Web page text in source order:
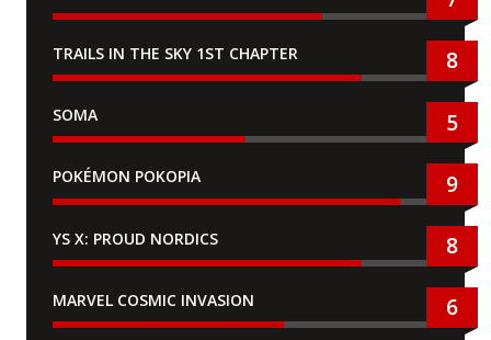
TRAILS IN THE SKY 1ST CHAPTER 8
SOMA 5
POKÉMON POKOPIA 9
YS X: PROUD NORDICS 8
MARVEL COSMIC INVASION 6